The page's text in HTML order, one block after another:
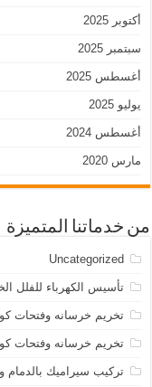
أكتوبر 2025
سبتمبر 2025
أغسطس 2025
يوليو 2025
أغسطس 2024
مارس 2020
من خدماتنا المتميزة
Uncategorized
تأسيس الكهرباء للفلل
تخريم خرسانه وفتحات
تخريم خرسانه وفتحات
تركيب سيراميك بالدمام